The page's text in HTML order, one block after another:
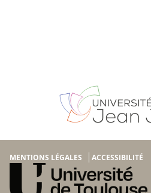
MENTIONS LÉGALES ACCESSIBILITÉ